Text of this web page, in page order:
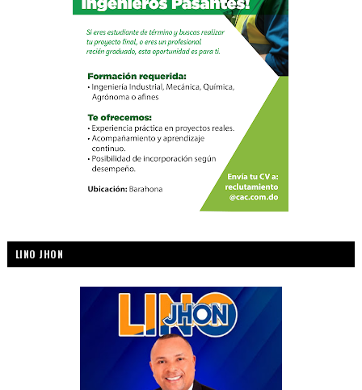
LINO JHON